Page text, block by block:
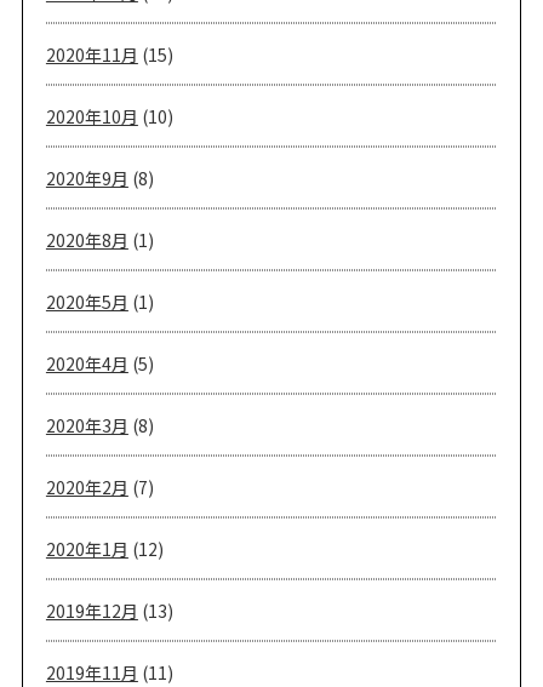
2020年11月 (15)
2020年10月 (10)
2020年9月 (8)
2020年8月 (1)
2020年5月 (1)
2020年4月 (5)
2020年3月 (8)
2020年2月 (7)
2020年1月 (12)
2019年12月 (13)
2019年11月 (11)